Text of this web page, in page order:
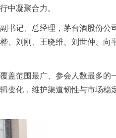
中凝聚合力。
书记 、总经理，茅台酒股份公
、刘刚、王晓维、刘世仲、向
盖范围最广、参会人数最多的
变化，维护渠道韧性与市场稳